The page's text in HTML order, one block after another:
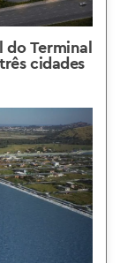
do Terminal
cidades